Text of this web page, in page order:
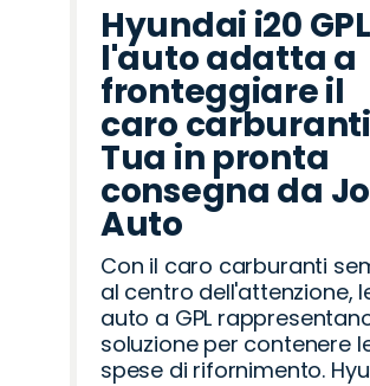
Hyundai i20
l'auto adatta a
fronteggiare il
caro
Tua in pronta
consegna da
Auto
Con il caro carburanti
al centro dell'attenzione,
auto a GPL
soluzione per contenere
spese di rifornimento.